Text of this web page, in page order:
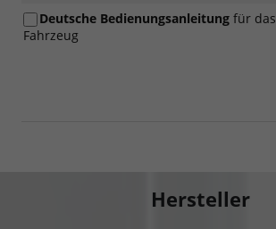
Deutsche Bedienungsanleitung für das
Fahrzeug
Hersteller